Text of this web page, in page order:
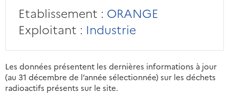
Etablissement : ORANGE
Exploitant : Industrie
Les données présentent les dernières informations à jour
(au 31 décembre de l’année sélectionnée) sur les déchets
radioactifs présents sur le site.